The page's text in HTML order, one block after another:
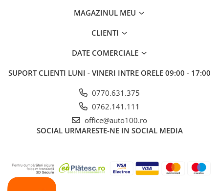
MAGAZINUL MEU
CLIENTI
DATE COMERCIALE
SUPORT CLIENTI LUNI - VINERI INTRE ORELE 09:00 - 17:00
0770.631.375
0762.141.111
office@auto100.ro
SOCIAL URMARESTE-NE IN SOCIAL MEDIA